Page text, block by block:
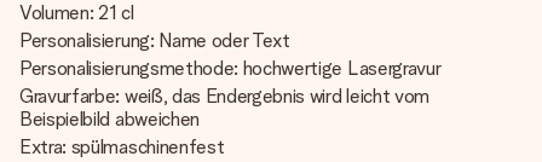
Volumen: 21 cl
Personalisierung: Name oder Text
Personalisierungsmethode: hochwertige Lasergravur
Gravurfarbe: weiß, das Endergebnis wird leicht vom
Beispielbild abweichen
Extra: spülmaschinenfest